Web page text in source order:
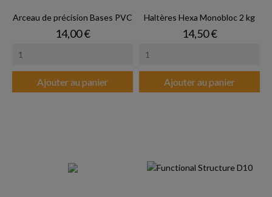
Arceau de précision Bases PVC
Prix
14,00 €
Ajouter au panier
Haltères Hexa Monobloc 2 kg
Prix
14,50 €
Ajouter au panier